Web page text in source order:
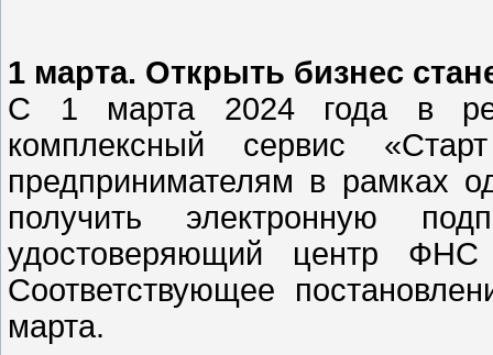
1 марта. Открыть бизнес
С 1 марта 2024 года в
комплексный сервис
предпринимателям в рамках
получить электронную
удостоверяющий центр
Соответствующее
марта.